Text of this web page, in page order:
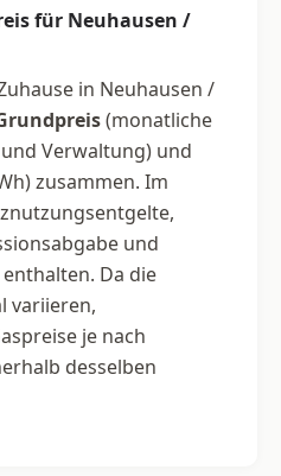
für Neuhausen /
in Neuhausen /
(monatliche
Verwaltung) und
zusammen. Im
und
Da die
variieren,
je nach
desselben